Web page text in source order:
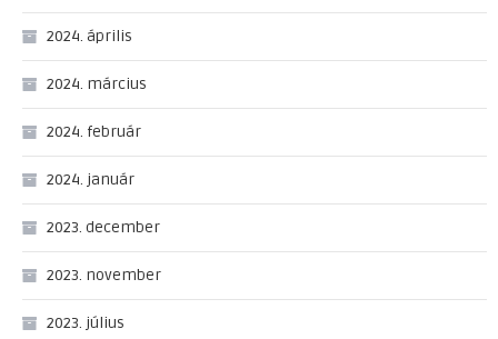
2024. április
2024. március
2024. február
2024. január
2023. december
2023. november
2023. július